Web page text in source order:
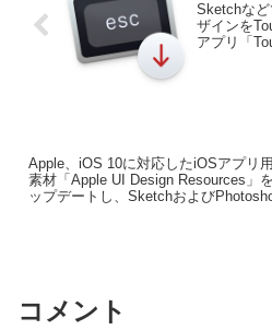
Sketchな
ザインを
アプリ「
Apple、iOS 10に対応したiOSアプリ
素材「Apple UI Design Resources」
ップデートし、Sketchおよび
コメント